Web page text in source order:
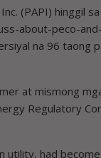
(PAPI) hinggil
about-peco-
na 96 taong
at mismong
Regulatory
utility, had